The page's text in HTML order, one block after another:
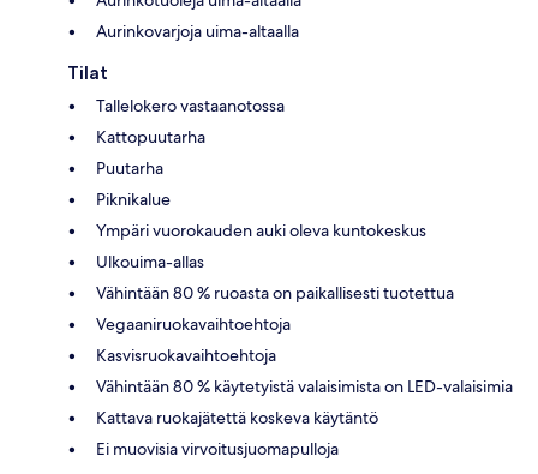
Aurinkovarjoja uima-altaalla
Tilat
Tallelokero vastaanotossa
Kattopuutarha
Puutarha
Piknikalue
Ympäri vuorokauden auki oleva kuntokeskus
Ulkouima-allas
Vähintään 80 % ruoasta on paikallisesti tuotettua
Vegaaniruokavaihtoehtoja
Kasvisruokavaihtoehtoja
Vähintään 80 % käytetyistä valaisimista on LED-valaisimia
Kattava ruokajätettä koskeva käytäntö
Ei muovisia virvoitusjuomapulloja